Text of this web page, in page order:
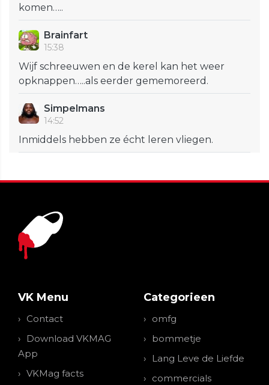
komen…..
Brainfart
15:38
Wijf schreeuwen en de kerel kan het weer
opknappen…..als eerder gememoreerd.
Simpelmans
14:52
Inmiddels hebben ze écht leren vliegen.
VK Menu
Contact
Download VKMAG
App
VKMag facts
Categorieen
omfg
bommetje
Lang Leve de Liefde
commercials